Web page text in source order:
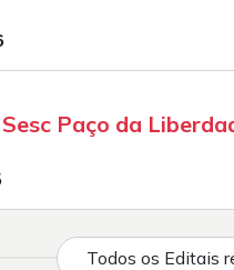
Paço da
Todos os Editais